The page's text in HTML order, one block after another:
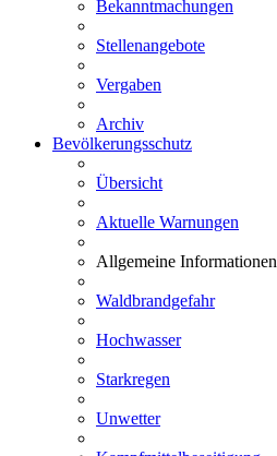
Bekanntmachungen
Stellenangebote
Vergaben
Archiv
Bevölkerungsschutz
Übersicht
Aktuelle Warnungen
Allgemeine Informationen
Waldbrandgefahr
Hochwasser
Starkregen
Unwetter